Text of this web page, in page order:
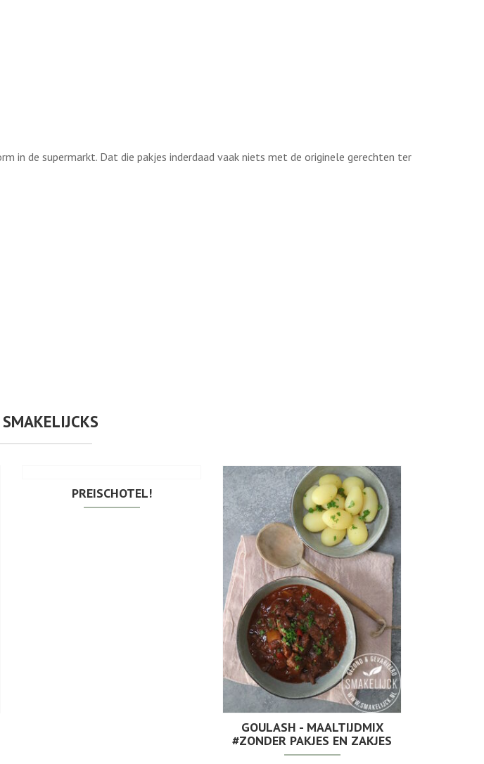
in de supermarkt. Dat die pakjes inderdaad vaak niets met de originele gerechten ter
PREISCHOTEL!
GOULASH - MAALTIJDMIX
#ZONDER PAKJES EN ZAKJES